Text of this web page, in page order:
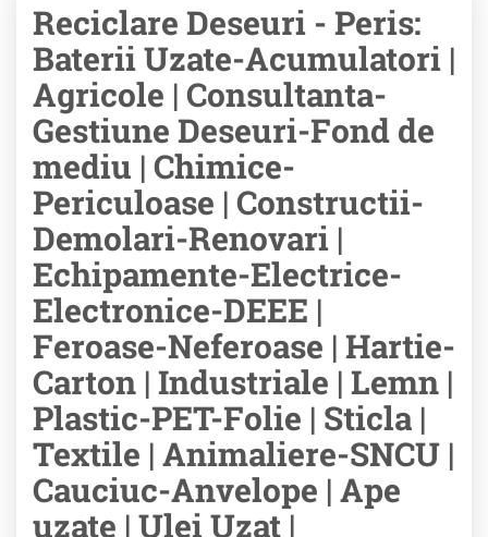
Reciclare Deseuri - Peris:
Baterii Uzate-Acumulatori |
Agricole | Consultanta-
Gestiune Deseuri-Fond de
mediu | Chimice-
Periculoase | Constructii-
Demolari-Renovari |
Echipamente-Electrice-
Electronice-DEEE |
Feroase-Neferoase | Hartie-
Carton | Industriale | Lemn |
Plastic-PET-Folie | Sticla |
Textile | Animaliere-SNCU |
Cauciuc-Anvelope | Ape
uzate | Ulei Uzat |